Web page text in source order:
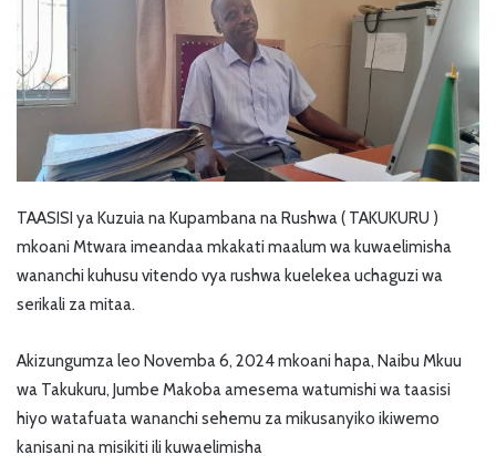
TAASISI ya Kuzuia na Kupambana na Rushwa ( TAKUKURU )
mkoani Mtwara imeandaa mkakati maalum wa kuwaelimisha
wananchi kuhusu vitendo vya rushwa kuelekea uchaguzi wa
serikali za mitaa.
Akizungumza leo Novemba 6, 2024 mkoani hapa, Naibu Mkuu
wa Takukuru, Jumbe Makoba amesema watumishi wa taasisi
hiyo watafuata wananchi sehemu za mikusanyiko ikiwemo
kanisani na misikiti ili kuwaelimisha